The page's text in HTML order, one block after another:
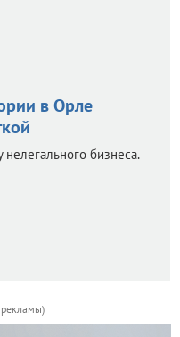
в Орле
бизнеса.